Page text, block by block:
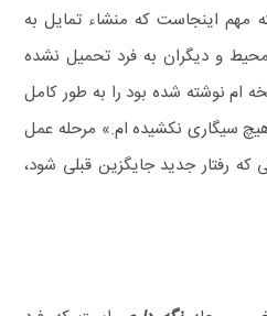
مهم اینجاست که منشاء تمایل به
و دیگران به فرد تحمیل نشده
ام نوشته شده بود را به طور کامل
سیگاری نکشیده ام.» مرحله عمل
و تا زمانی که رفتار جدید جایگزین قبلی شود،